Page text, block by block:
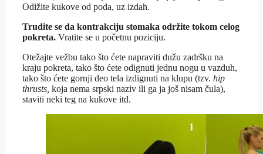
Odižite kukove od poda, uz izdah.
Trudite se da kontrakciju stomaka održite tokom celog
pokreta. Vratite se u početnu poziciju.
Otežajte vežbu tako što ćete napraviti dužu zadršku na
kraju pokreta, tako što ćete odignuti jednu nogu u vazduh,
tako što ćete gornji deo tela izdignuti na klupu (tzv. hip
thrusts, koja nema srpski naziv ili ga ja još nisam čula),
staviti neki teg na kukove itd.